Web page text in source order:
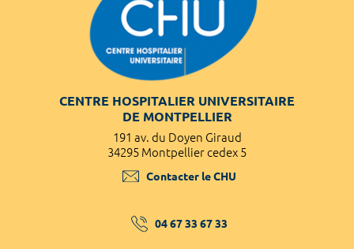
CENTRE HOSPITALIER UNIVERSITAIRE
DE MONTPELLIER
191 av. du Doyen Giraud
34295 Montpellier cedex 5
Contacter le CHU
04 67 33 67 33